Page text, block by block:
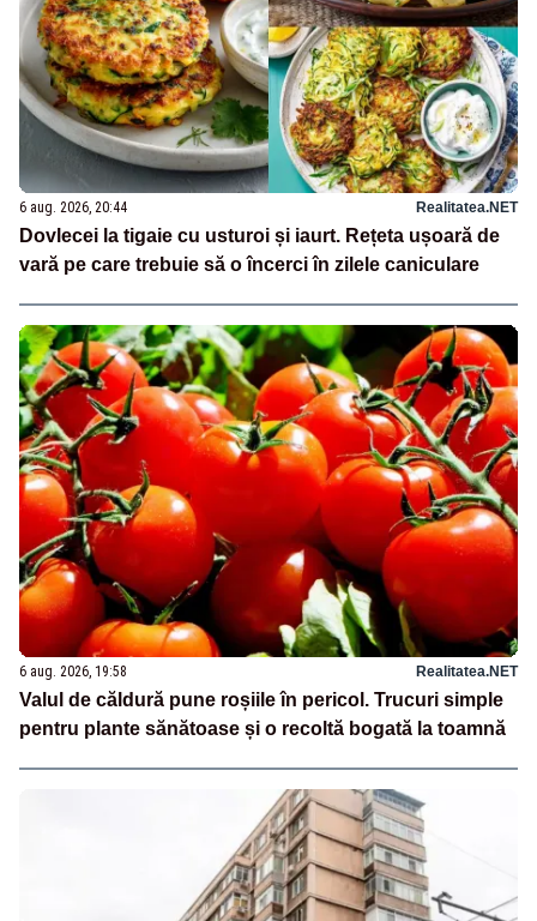
6 aug. 2026, 20:44 Realitatea.NET
Dovlecei la tigaie cu usturoi și iaurt. Rețeta ușoară de
vară pe care trebuie să o încerci în zilele caniculare
6 aug. 2026, 19:58 Realitatea.NET
Valul de căldură pune roșiile în pericol. Trucuri simple
pentru plante sănătoase și o recoltă bogată la toamnă